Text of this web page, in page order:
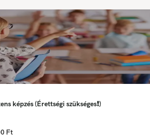
képzés (Érettségi szükséges❗)
Ft